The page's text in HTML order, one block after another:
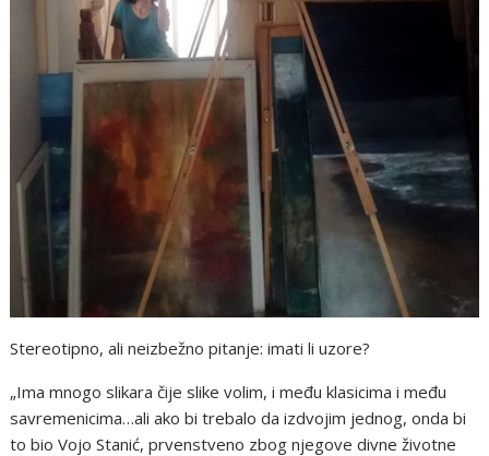
Stereotipno, ali neizbežno pitanje: imati li uzore?
„Ima mnogo slikara čije slike volim, i među klasicima i među
savremenicima…ali ako bi trebalo da izdvojim jednog, onda bi
to bio Vojo Stanić, prvenstveno zbog njegove divne životne